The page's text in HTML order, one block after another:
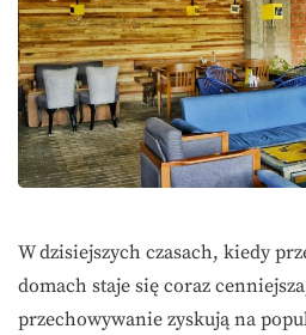
W dzisiejszych czasach, kiedy
domach staje się coraz
przechowywanie zyskują na